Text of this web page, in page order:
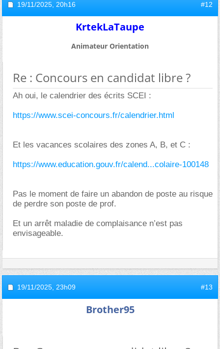
19/11/2025, 20h16 #12
KrtekLaTaupe
Animateur Orientation
Re : Concours en candidat libre ?
Ah oui, le calendrier des écrits SCEI :
https://www.scei-concours.fr/calendrier.html
Et les vacances scolaires des zones A, B, et C :
https://www.education.gouv.fr/calend...colaire-100148
Pas le moment de faire un abandon de poste au risque
de perdre son poste de prof.
Et un arrêt maladie de complaisance n’est pas
envisageable.
19/11/2025, 23h09 #13
Brother95